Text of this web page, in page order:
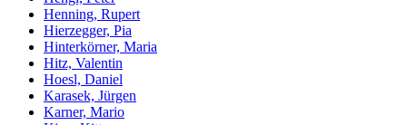
Henning, Rupert
Hierzegger, Pia
Hinterkörner, Maria
Hitz, Valentin
Hoesl, Daniel
Karasek, Jürgen
Karner, Mario